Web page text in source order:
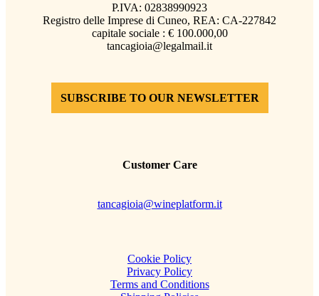
P.IVA: 02838990923
Registro delle Imprese di Cuneo, REA: CA-227842
capitale sociale : € 100.000,00
tancagioia@legalmail.it
SUBSCRIBE TO OUR NEWSLETTER
Customer Care
tancagioia@wineplatform.it
Cookie Policy
Privacy Policy
Terms and Conditions